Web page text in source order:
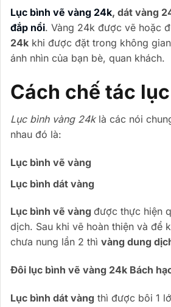
Lục bình vẽ vàng 24k, dát vàng
đắp nổi. Vàng 24k được vẽ hoặc
24k khi được đặt trong không
ánh nhìn của bạn bè, quan khách.
Cách chế tác
Lục bình vàng 24k là các nói
nhau đó là:
Lục bình vẽ vàng
Lục bình dát vàng
Lục bình vẽ vàng được thực hiện
dịch. Sau khi vẽ hoàn thiện và để
chưa nung lần 2 thì vàng dung
Đôi lục bình vẽ vàng 24k Bách
Lục bình dát vàng thì được bôi 1